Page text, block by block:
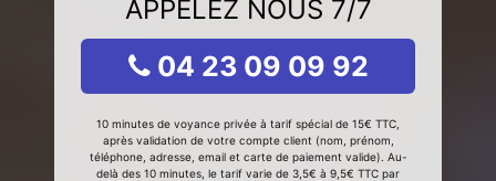
APPELEZ NOUS 7/7
04 23 09 09 92
10 minutes de voyance privée à tarif spécial de 15€ TTC,
après validation de votre compte client (nom, prénom,
téléphone, adresse, email et carte de paiement valide). Au-
delà des 10 minutes, le tarif varie de 3,5€ à 9,5€ TTC par